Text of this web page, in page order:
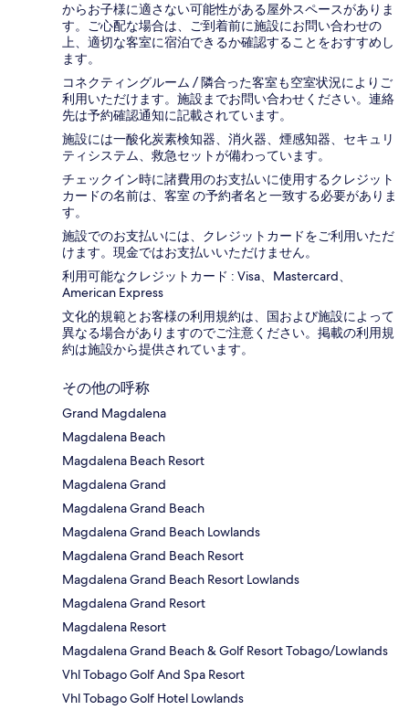
からお子様に適さない可能性がある屋外スペースがありま
す。ご心配な場合は、ご到着前に施設にお問い合わせの
上、適切な客室に宿泊できるか確認することをおすすめし
ます。
コネクティングルーム / 隣合った客室も空室状況によりご
利用いただけます。施設までお問い合わせください。連絡
先は予約確認通知に記載されています。
施設には一酸化炭素検知器、消火器、煙感知器、セキュリ
ティシステム、救急セットが備わっています。
チェックイン時に諸費用のお支払いに使用するクレジット
カードの名前は、客室 の予約者名と一致する必要がありま
す。
施設でのお支払いには、クレジットカードをご利用いただ
けます。現金ではお支払いいただけません。
利用可能なクレジットカード : Visa、Mastercard、
American Express
文化的規範とお客様の利用規約は、国および施設によって
異なる場合がありますのでご注意ください。掲載の利用規
約は施設から提供されています。
その他の呼称
Grand Magdalena
Magdalena Beach
Magdalena Beach Resort
Magdalena Grand
Magdalena Grand Beach
Magdalena Grand Beach Lowlands
Magdalena Grand Beach Resort
Magdalena Grand Beach Resort Lowlands
Magdalena Grand Resort
Magdalena Resort
Magdalena Grand Beach & Golf Resort Tobago/Lowlands
Vhl Tobago Golf And Spa Resort
Vhl Tobago Golf Hotel Lowlands